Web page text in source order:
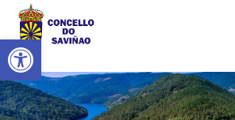
Abrir barra de ferramentas